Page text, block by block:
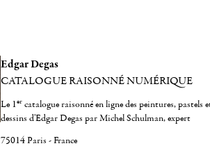
Edgar Degas
CATALOGUE RAISONNÉ NUMÉRIQUE
Le 1er catalogue raisonné en ligne des peintures, pastels
dessins d'Edgar Degas par Michel Schulman, expert
75014 Paris - France